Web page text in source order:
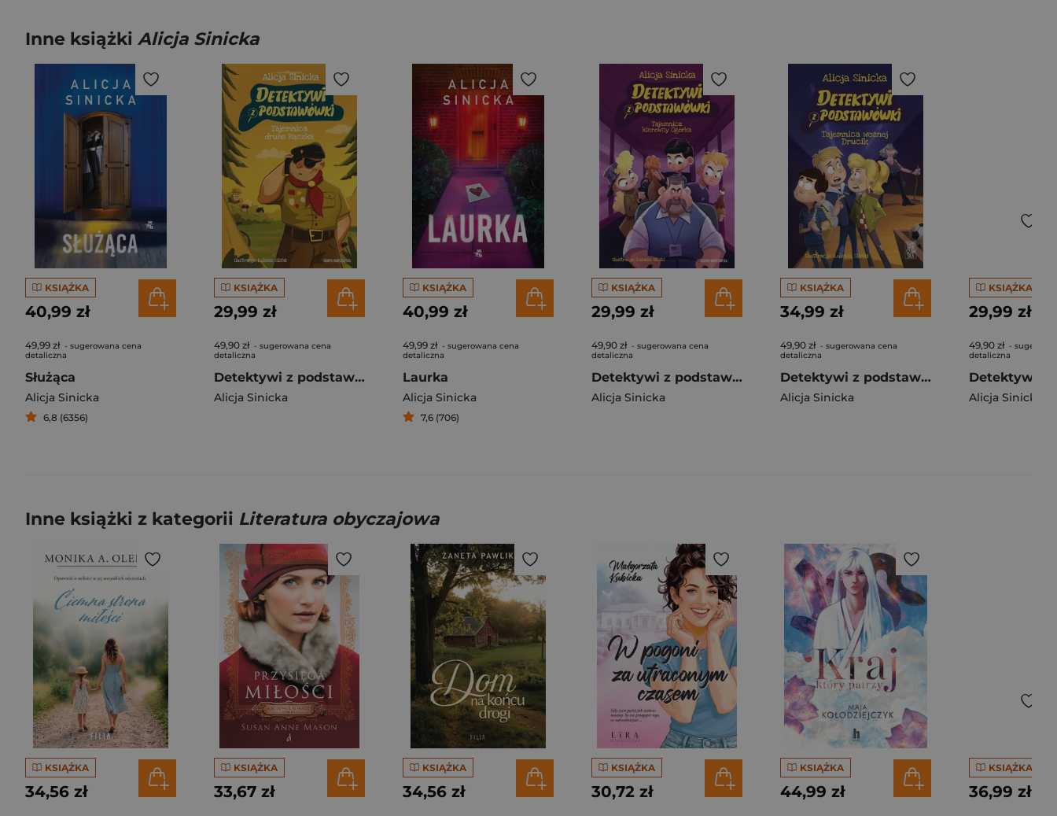
Inne książki Alicja Sinicka
KSIĄŻKA
40,99 zł
49,99 zł - sugerowana cena
detaliczna
Służąca
Alicja Sinicka
6,8 (6356)
KSIĄŻKA
29,99 zł
49,90 zł - sugerowana cena
detaliczna
Detektywi z podstawówki. Tajemnica druha Bączka
Alicja Sinicka
KSIĄŻKA
40,99 zł
49,99 zł - sugerowana cena
detaliczna
Laurka
Alicja Sinicka
7,6 (706)
KSIĄŻKA
29,99 zł
49,90 zł - sugerowana cena
detaliczna
Detektywi z podstawówki. Tajemnica kierowcy Ogórka
Alicja Sinicka
KSIĄŻKA
34,99 zł
49,90 zł - sugerowana cena
detaliczna
Detektywi z podstawówki. Tajemnica woźnej Drucik
Alicja Sinicka
KSIĄŻKA
29,99 zł
49,90 zł -
detaliczna
Alicja Sinicka
Inne książki z kategorii Literatura obyczajowa
KSIĄŻKA
34,56 zł
KSIĄŻKA
33,67 zł
KSIĄŻKA
34,56 zł
KSIĄŻKA
30,72 zł
KSIĄŻKA
44,99 zł
KSIĄŻKA
36,99 zł